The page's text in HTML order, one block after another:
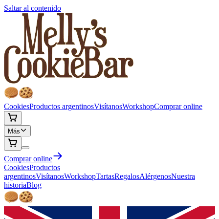
Saltar al contenido
CookiesProductos argentinosVisítanosWorkshopComprar online
Más
Comprar online
CookiesProductos
argentinosVisítanosWorkshopTartasRegalosAlérgenosNuestra
historiaBlog